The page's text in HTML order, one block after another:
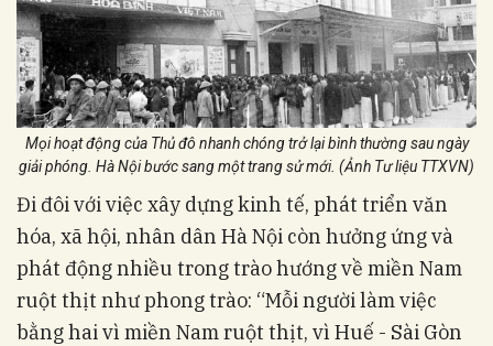
Mọi hoạt động của Thủ đô nhanh chóng trở lại bình thường sau ngày
giải phóng. Hà Nội bước sang một trang sử mới. (Ảnh Tư liệu TTXVN)
Đi đôi với việc xây dựng kinh tế, phát triển văn
hóa, xã hội, nhân dân Hà Nội còn hưởng ứng và
phát động nhiều trong trào hướng về miền Nam
ruột thịt như phong trào: “Mỗi người làm việc
bằng hai vì miền Nam ruột thịt, vì Huế - Sài Gòn